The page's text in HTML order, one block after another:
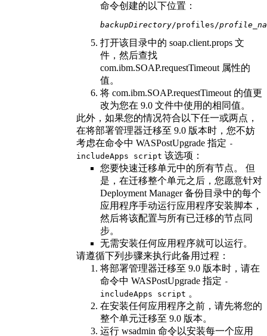
命令创建的以下位置：
backupDirectory/profiles/
打开该目录中的 soap.client.props 文
件，然后查找
com.ibm.SOAP.requestTimeout 属性的
值。
将 com.ibm.SOAP.requestTimeout 的值更
改为您在 9.0 文件中使用的相同值。
此外，如果您的情况符合以下任一或两点，
在将部署管理器迁移至 9.0 版本时，您不妨
考虑在命令中 WASPostUpgrade 指定 -
includeApps script 该选项：
您要快速迁移单元中的所有节点。 但
是，在迁移整个单元之后，您愿意针对
Deployment Manager 备份目录中的每个
应用程序手动运行应用程序安装脚本，
然后将该配置与所有已迁移的节点同
步。
无需安装任何应用程序就可以运行。
请遵循下列步骤来执行此备用过程：
将部署管理器迁移至 9.0 版本时，请在
命令中 WASPostUpgrade 指定 -
includeApps script 。
在安装任何应用程序之前，请先将您的
整个单元迁移至 9.0 版本。
运行 wsadmin 命令以安装每一个应用